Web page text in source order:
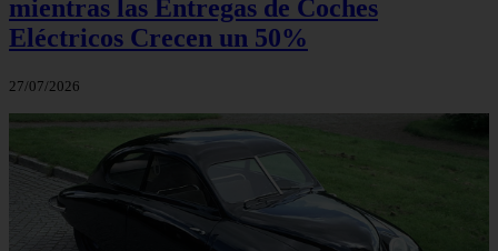
mientras las Entregas de Coches
Eléctricos Crecen un 50%
27/07/2026